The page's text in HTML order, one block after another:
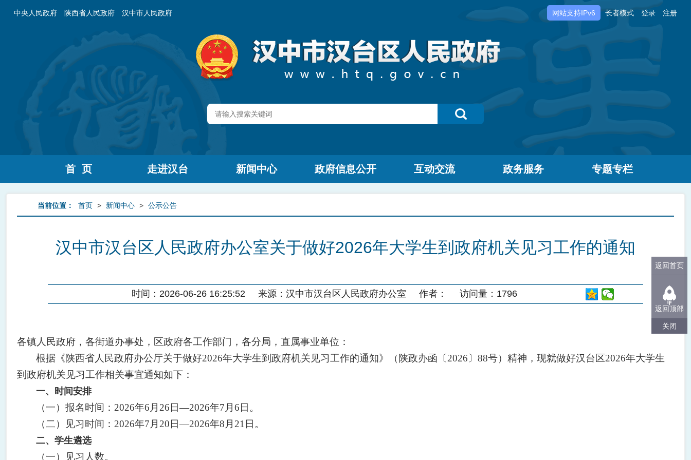
中央人民政府 陕西省人民政府 汉中市人民政府 网站支持IPv6 长者模式 登录 注册
首 页 走进汉台 新闻中心 政府信息公开 互动交流 政务服务 专题专栏
当前位置： 首页 > 新闻中心 > 公示公告
汉中市汉台区人民政府办公室关于做好2026年大学生到政府机关见习工作的通知
时间：2026-06-26 16:25:52 来源： 汉中市汉台区人民政府办公室 作者： 访问量： 1796
各镇人民政府，各街道办事处，区政府各工作部门，各分局，直属事业单位：
根据《陕西省人民政府办公厅关于做好2026年大学生到政府机关见习工作的通知》（陕政办函〔2026〕88号）精神，现就做好汉台区2026年大学生
到政府机关见习工作相关事宜通知如下：
一、时间安排
（一）报名时间：2026年6月26日—2026年7月6日。
（二）见习时间：2026年7月20日—2026年8月21日。
二、学生遴选
（一）见习人数。
返回首页
返回顶部
关闭